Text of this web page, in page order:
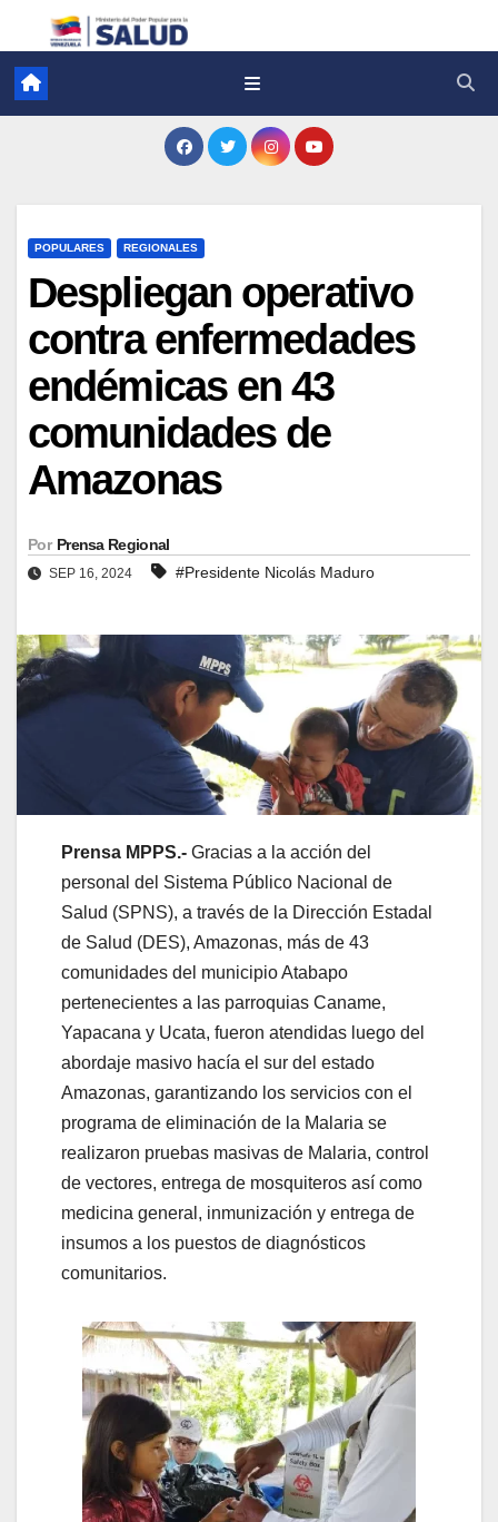
POPULARES REGIONALES
Despliegan operativo
contra enfermedades
endémicas en 43
comunidades de
Amazonas
Por Prensa Regional
SEP 16, 2024 #Presidente Nicolás Maduro
Prensa MPPS.- Gracias a la acción del
personal del Sistema Público Nacional de
Salud (SPNS), a través de la Dirección Estadal
de Salud (DES), Amazonas, más de 43
comunidades del municipio Atabapo
pertenecientes a las parroquias Caname,
Yapacana y Ucata, fueron atendidas luego del
abordaje masivo hacía el sur del estado
Amazonas, garantizando los servicios con el
programa de eliminación de la Malaria se
realizaron pruebas masivas de Malaria, control
de vectores, entrega de mosquiteros así como
medicina general, inmunización y entrega de
insumos a los puestos de diagnósticos
comunitarios.